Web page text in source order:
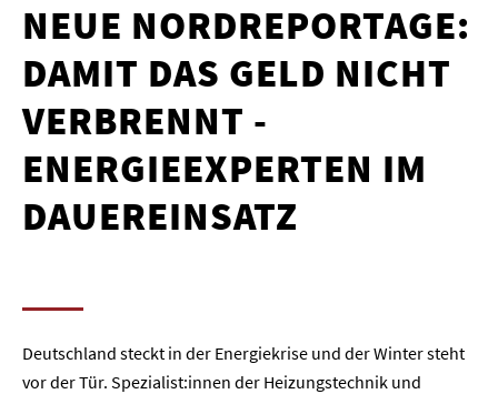
NEUE NORDREPORTAGE:
DAMIT DAS GELD NICHT
VERBRENNT -
ENERGIEEXPERTEN IM
DAUEREINSATZ
Deutschland steckt in der Energiekrise und der Winter steht
vor der Tür. Spezialist:innen der Heizungstechnik und